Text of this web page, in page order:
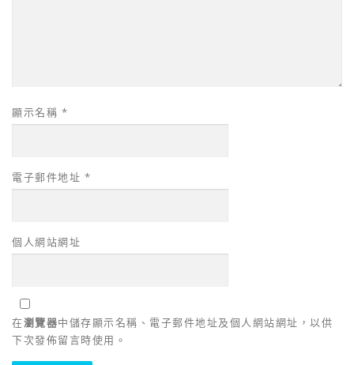
顯示名稱 *
電子郵件地址 *
個人網站網址
在瀏覽器中儲存顯示名稱、電子郵件地址及個人網站網址，以供
下次發佈留言時使用。